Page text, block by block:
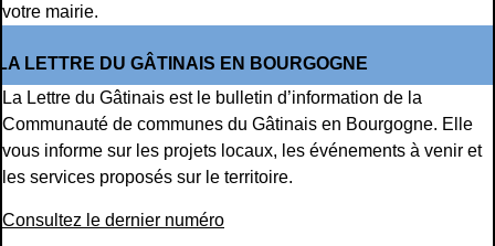
votre mairie.
LETTRE DU GÂTINAIS EN BOURGOGNE
La Lettre du Gâtinais est le bulletin d’information de la
Communauté de communes du Gâtinais en Bourgogne. Elle
vous informe sur les projets locaux, les événements à venir et
les services proposés sur le territoire.
Consultez le dernier numéro